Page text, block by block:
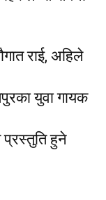
राई, अहिले
युवा गायक
प्रस्तुति हुने